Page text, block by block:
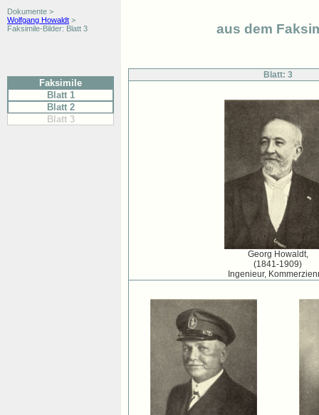
Dokumente >
Wolfgang Howaldt >
Faksimile-Bilder: Blatt 3
Faksimile
Blatt 1
Blatt 2
Blatt 3
aus dem
Blatt: 3
Georg Howaldt,
(1841-1909)
Ingenieur,